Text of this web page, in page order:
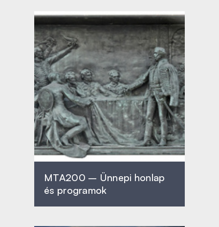
MTA200 – Ünnepi honlap
és programok